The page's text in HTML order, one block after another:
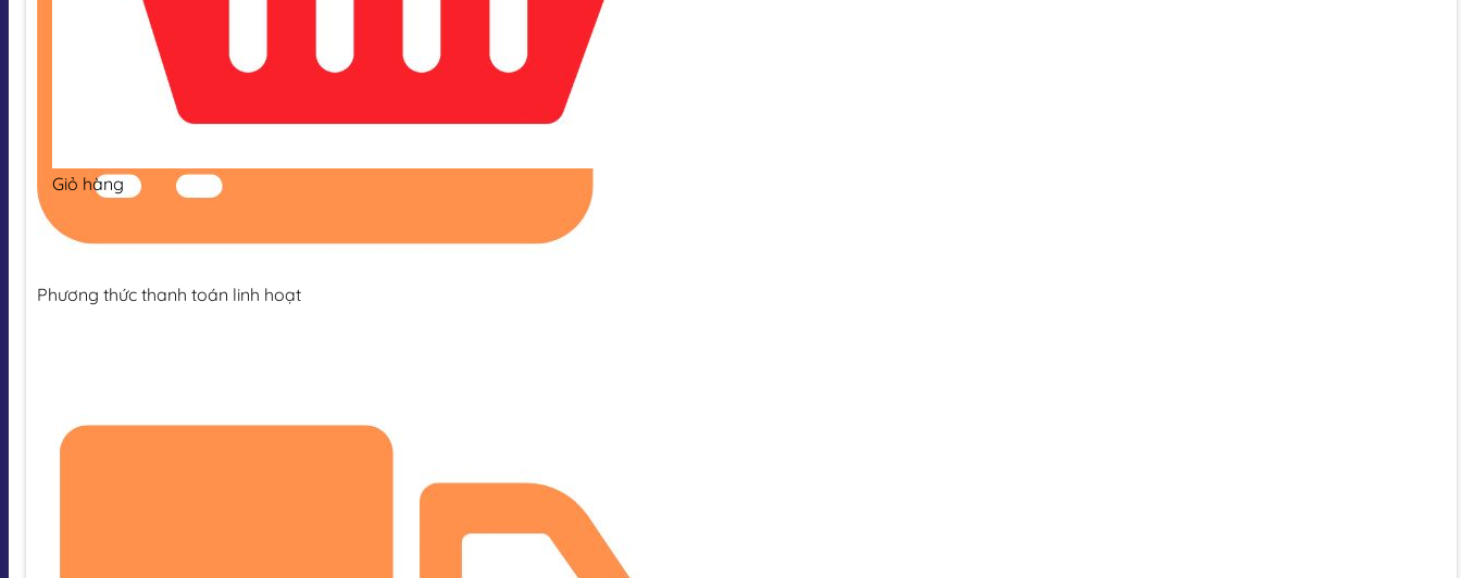
Giỏ hàng
Phương thức thanh toán linh hoạt